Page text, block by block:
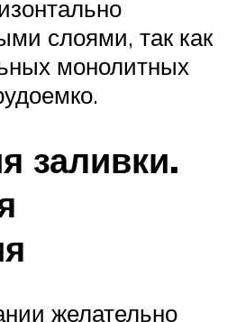
слоями, так как
монолитных
заливки.
желательно